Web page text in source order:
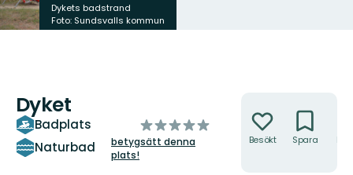
Dykets badstrand
Foto: Sundsvalls kommun
Dyket
Badplats
Naturbad
av
5
stjärnor
betygsätt denna
plats!
Besökt Spara